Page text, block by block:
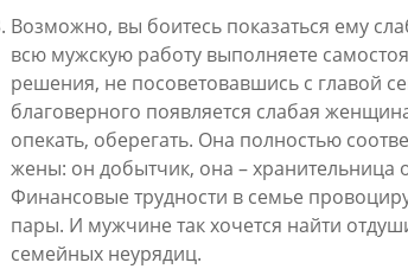
Возможно, вы боитесь показаться ему
всю мужскую работу выполняете
решения, не посоветовавшись с главой
благоверного появляется слабая
опекать, оберегать. Она полностью
жены: он добытчик, она – хранительница
Финансовые трудности в семье
пары. И мужчине так хочется найти
семейных неурядиц.